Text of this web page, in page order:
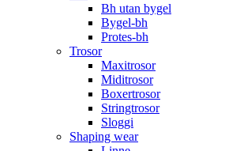
Bh utan bygel
Bygel-bh
Protes-bh
Trosor
Maxitrosor
Miditrosor
Boxertrosor
Stringtrosor
Sloggi
Shaping wear